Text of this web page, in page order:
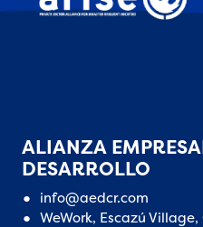
ALIANZA
DESARROLLO
info@aedcr.com
WeWork, Escazú